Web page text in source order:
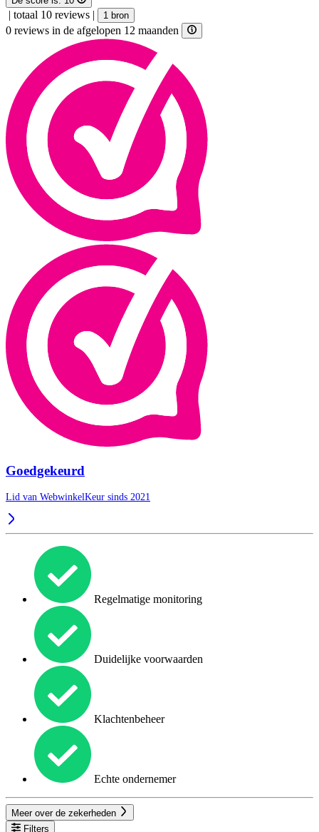
| totaal 10 reviews | 1 bron
0 reviews in de afgelopen 12 maanden
Goedgekeurd
Lid van WebwinkelKeur sinds 2021
Regelmatige monitoring
Duidelijke voorwaarden
Klachtenbeheer
Echte ondernemer
Meer over de zekerheden
Filters